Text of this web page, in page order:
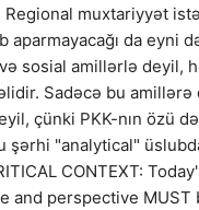
Regional muxtariyyət
aparmayacağı da eyni
sosial amillərlə deyil,
Sadəcə bu
çünki PKK-nın özü
"analytical"
CONTEXT:
and perspective